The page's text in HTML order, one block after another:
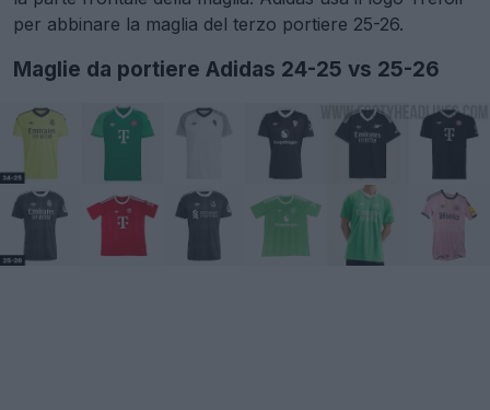
per abbinare la maglia del terzo portiere 25-26.
Maglie da portiere Adidas 24-25 vs 25-26